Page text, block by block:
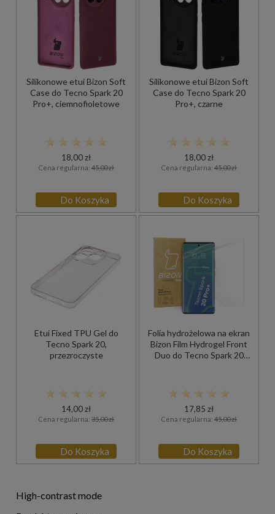
Silikonowe etui Bizon Soft
Case do Tecno Spark 20
Pro+, ciemnofioletowe
18,00 zł
Cena regularna: 45,00 zł
Do Koszyka
Silikonowe etui Bizon Soft
Case do Tecno Spark 20
Pro+, czarne
18,00 zł
Cena regularna: 45,00 zł
Do Koszyka
Etui Fixed TPU Gel do
Tecno Spark 20,
przezroczyste
14,00 zł
Cena regularna: 35,00 zł
Do Koszyka
Folia hydrożelowa na ekran
Bizon Film Hydrogel Front
Duo do Tecno Spark 20
17,85 zł
Cena regularna: 45,00 zł
Do Koszyka
High-contrast mode